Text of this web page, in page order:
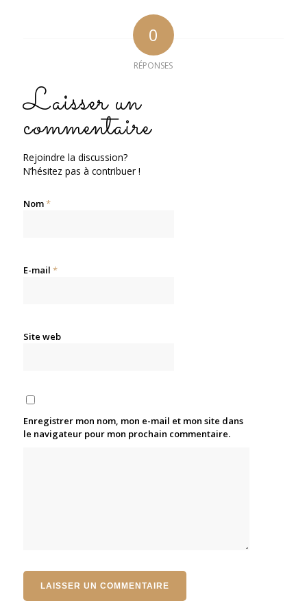
0
RÉPONSES
Laisser un
commentaire
Rejoindre la discussion?
N’hésitez pas à contribuer !
Nom*
E-mail *
Site web
Enregistrer mon nom, mon e-mail et mon site dans
le navigateur pour mon prochain commentaire.